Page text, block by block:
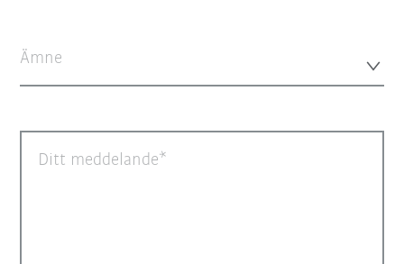
Ämne
Ditt meddelande